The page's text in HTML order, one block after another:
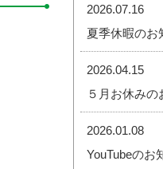
2026.07.16
夏季休暇のお
2026.04.15
５月お休みの
2026.01.08
YouTubeのお